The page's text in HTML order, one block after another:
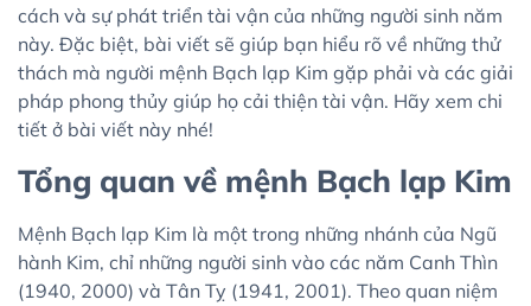
cách và sự phát triển tài vận của những người sinh năm
này. Đặc biệt, bài viết sẽ giúp bạn hiểu rõ về những thử
thách mà người mệnh Bạch lạp Kim gặp phải và các giải
pháp phong thủy giúp họ cải thiện tài vận. Hãy xem chi
tiết ở bài viết này nhé!
Tổng quan về mệnh Bạch lạp Kim
Mệnh Bạch lạp Kim là một trong những nhánh của Ngũ
hành Kim, chỉ những người sinh vào các năm Canh Thìn
(1940, 2000) và Tân Tỵ (1941, 2001). Theo quan niệm